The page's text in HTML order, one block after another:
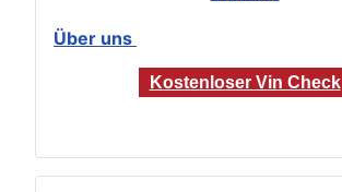
Über uns
Kostenloser Vin Check